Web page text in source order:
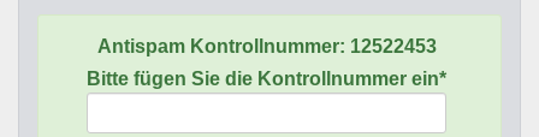
Antispam Kontrollnummer: 12522453
Bitte fügen Sie die Kontrollnummer ein*